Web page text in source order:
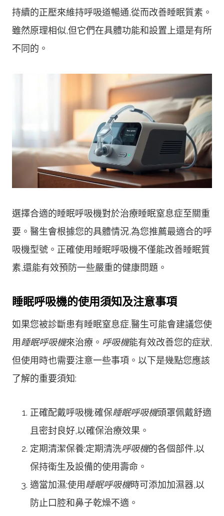
持續的正壓來維持呼吸道暢通,從而改善睡眠質素。
雖然原理相似,但它們在具體功能和設置上還是有所
不同的。
選擇合適的睡眠呼吸機對於治療睡眠窒息症至關重
要。醫生會根據您的具體情況,為您推薦最適合的呼
吸機型號。正確使用睡眠呼吸機不僅能改善睡眠質
素,還能有效預防一些嚴重的健康問題。
睡眠呼吸機的使用須知及注意事項
如果您被診斷患有睡眠窒息症,醫生可能會建議您使
用睡眠呼吸機來治療。 呼吸機能有效改善您的症狀,
但使用時也需要注意一些事項。以下是幾點您應該
了解的重要須知:
正確配戴呼吸機:確保睡眠呼吸機頭罩佩戴舒適
且密封良好,以確保治療效果。
定期清潔保養:定期清洗呼吸機的各個部件,以
保持衛生及設備的使用壽命。
適當加濕:使用睡眠呼吸機時可添加加濕器,以
防止口腔和鼻子乾燥不適。